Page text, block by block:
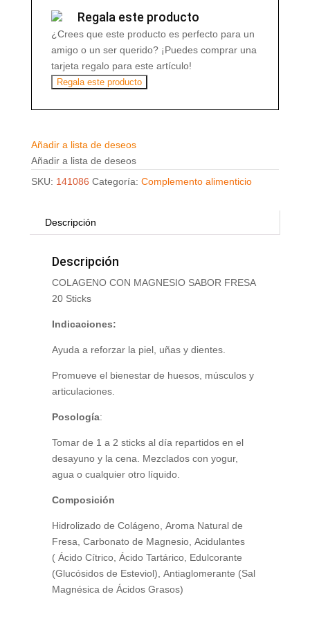
FRESA
cantidad
Regala este producto
¿Crees que este producto es perfecto para un
amigo o un ser querido? ¡Puedes comprar una
tarjeta regalo para este artículo!
Regala este producto
Añadir a lista de deseos
Añadir a lista de deseos
SKU: 141086 Categoría: Complemento alimenticio
Descripción
Descripción
COLAGENO CON MAGNESIO SABOR FRESA
20 Sticks
Indicaciones:
Ayuda a reforzar la piel, uñas y dientes.
Promueve el bienestar de huesos, músculos y
articulaciones.
Posología:
Tomar de 1 a 2 sticks al día repartidos en el
desayuno y la cena. Mezclados con yogur,
agua o cualquier otro líquido.
Composición
Hidrolizado de Colágeno, Aroma Natural de
Fresa, Carbonato de Magnesio, Acidulantes
( Ácido Cítrico, Ácido Tartárico, Edulcorante
(Glucósidos de Esteviol), Antiaglomerante (Sal
Magnésica de Ácidos Grasos)